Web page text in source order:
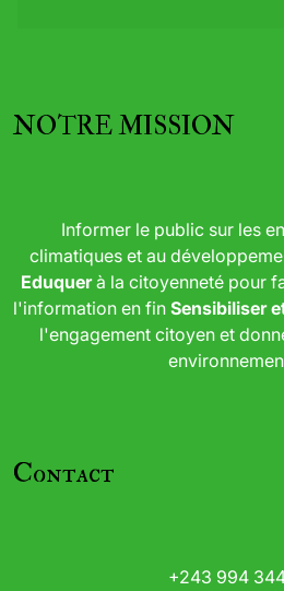
NOTRE MISSION
Informer le public sur les
climatiques et au
Eduquerà la citoyenneté pour
l'information en fin Sensibiliser
l'engagement citoyen et
Contact
+243 994